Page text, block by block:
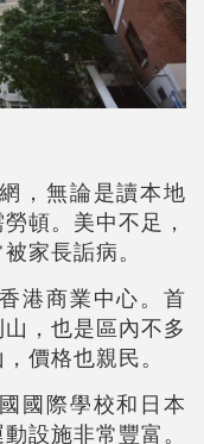
，無論是讀本地
頓。美中不足，
家長詬病。
港商業中心。首
，也是區內不多
價格也親民。
國際學校和日本
設施非常豐富。